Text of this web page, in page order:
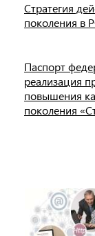
Стратегия
поколения в
Паспорт
реализация
повышения
поколения